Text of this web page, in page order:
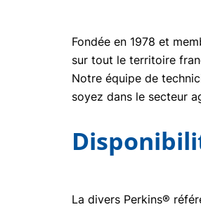
Fondée en 1978 et
sur tout le territoire
Notre équipe de
soyez dans le secteur
La divers Perkins®